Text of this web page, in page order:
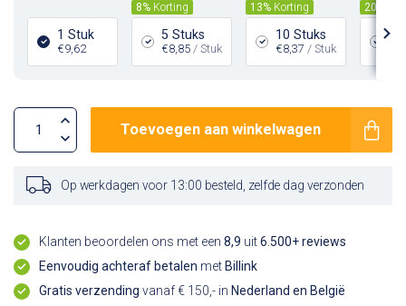
1 Stuk
€9,62
8% Korting
5 Stuks
€8,85 / Stuk
13% Korting
10 Stuks
€8,37 / Stuk
20%
Toevoegen aan winkelwagen
Op werkdagen voor 13:00 besteld, zelfde dag verzonden
Klanten beoordelen ons met een 8,9 uit6.500+ reviews
Eenvoudig achteraf betalen met Billink
Gratis verzending vanaf € 150,- in Nederland en België